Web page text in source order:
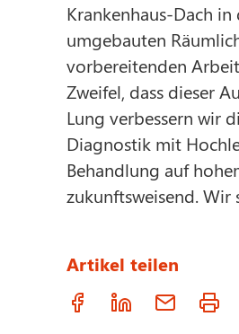
Krankenhaus-Dach
umgebauten
vorbereitenden
Zweifel, dass dieser
Lung verbessern wir
Diagnostik mit
Behandlung auf
zukunftsweisend. Wir
Artikel teilen